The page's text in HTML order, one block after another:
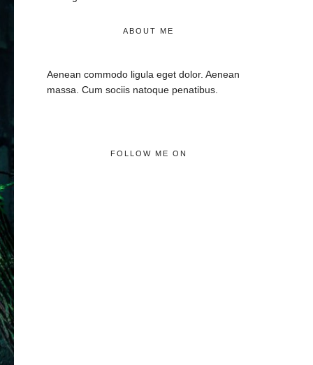
ABOUT ME
Aenean commodo ligula eget dolor. Aenean
massa. Cum sociis natoque penatibus.
FOLLOW ME ON